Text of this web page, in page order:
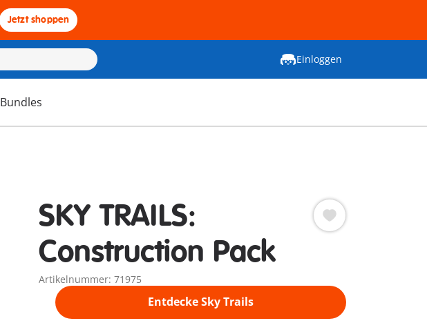
Jetzt shoppen
Einloggen
Bundles
SKY TRAILS:
Construction Pack
Artikelnummer: 71975
Entdecke Sky Trails